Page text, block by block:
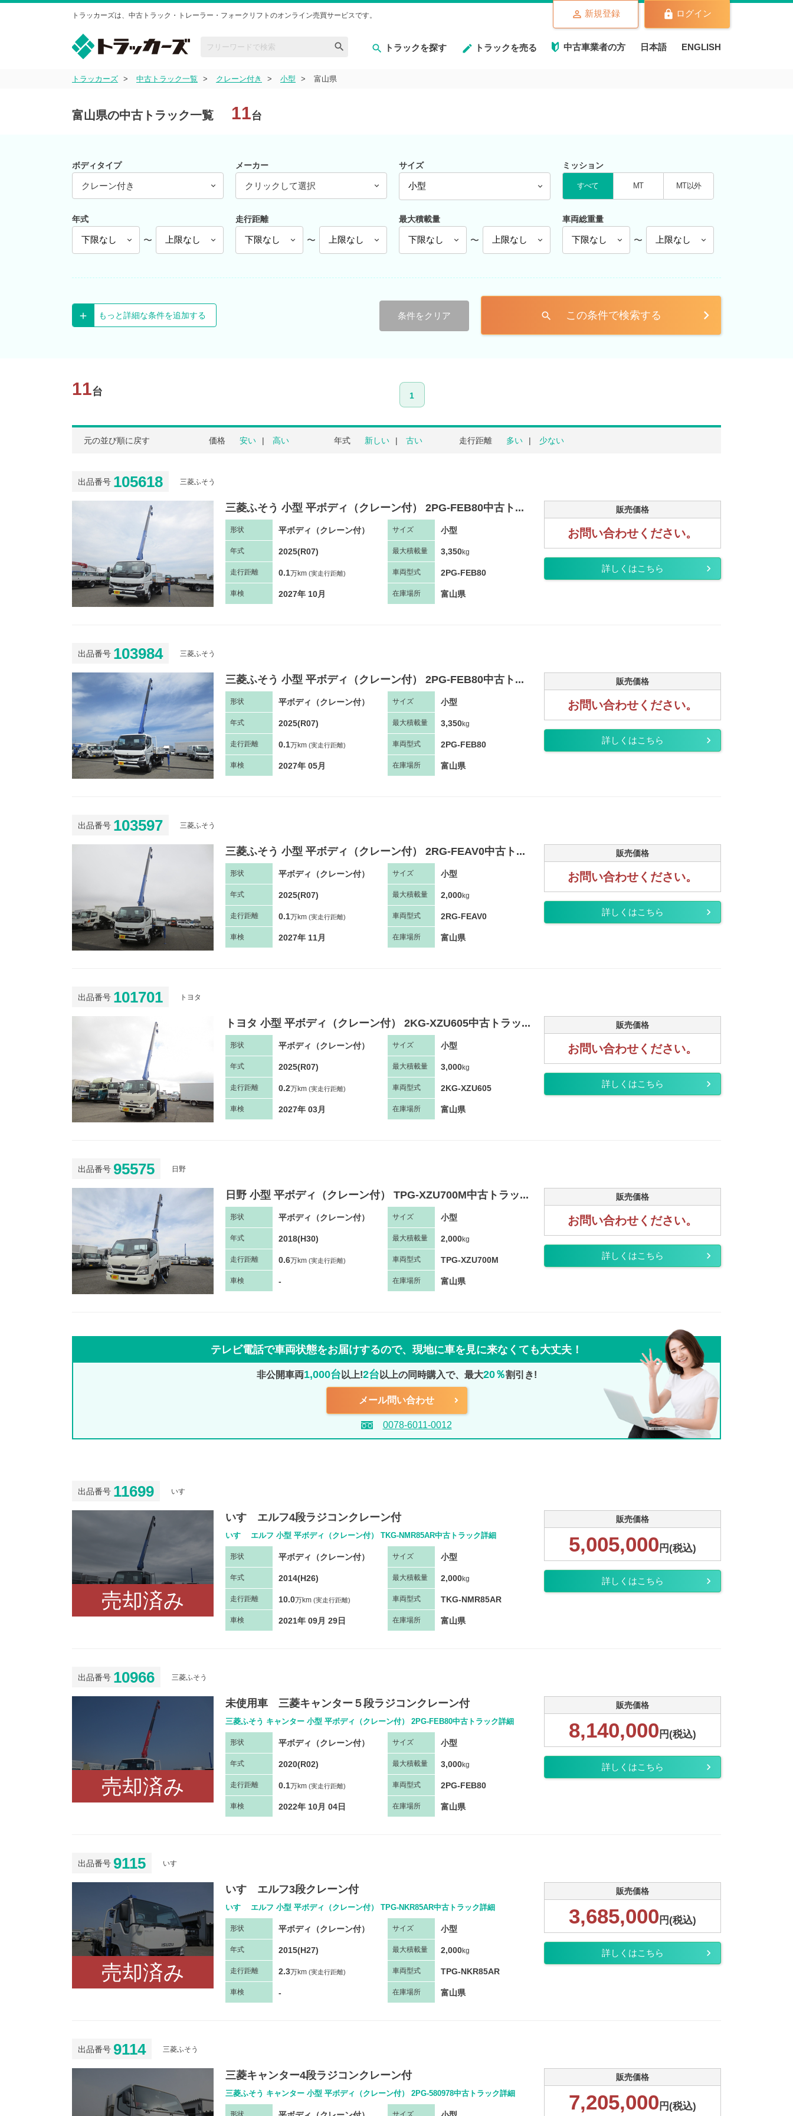
トラッカーズは、中古トラック・トレーラー・フォークリフトのオンライン売買サービスです。
トラックを探す トラックを売る 中古車業者の方 日本語 ENGLISH
新規登録 ログイン
トラッカーズ 中古トラック一覧 クレーン付き 小型 富山県
富山県の中古トラック一覧 11台
ボディタイプ
クレーン付き
メーカー
クリックして選択
サイズ ミッション
すべて MT MT以外
年式
〜
走行距離
〜
最大積載量
〜
車両総重量
〜
もっと詳細な条件を追加する 条件をクリア search この条件で検索する
11台 1
元の並び順に戻す 価格 安い 高い 年式 新しい 古い 走行距離 多い 少ない
出品番号 105618 三菱ふそう
三菱ふそう 小型 平ボディ（クレーン付） 2PG-FEB80中古ト...
形状 平ボディ（クレーン付） サイズ 小型
年式 2025(R07) 最大積載量 3,350kg
走行距離 0.1万km (実走行距離) 車両型式 2PG-FEB80
車検 2027年 10月 在庫場所 富山県
販売価格
お問い合わせください。
詳しくはこちら
出品番号 103984 三菱ふそう
三菱ふそう 小型 平ボディ（クレーン付） 2PG-FEB80中古ト...
形状 平ボディ（クレーン付） サイズ 小型
年式 2025(R07) 最大積載量 3,350kg
走行距離 0.1万km (実走行距離) 車両型式 2PG-FEB80
車検 2027年 05月 在庫場所 富山県
販売価格
お問い合わせください。
詳しくはこちら
出品番号 103597 三菱ふそう
三菱ふそう 小型 平ボディ（クレーン付） 2RG-FEAV0中古ト...
形状 平ボディ（クレーン付） サイズ 小型
年式 2025(R07) 最大積載量 2,000kg
走行距離 0.1万km (実走行距離) 車両型式 2RG-FEAV0
車検 2027年 11月 在庫場所 富山県
販売価格
お問い合わせください。
詳しくはこちら
出品番号 101701 トヨタ
トヨタ 小型 平ボディ（クレーン付） 2KG-XZU605中古トラッ...
形状 平ボディ（クレーン付） サイズ 小型
年式 2025(R07) 最大積載量 3,000kg
走行距離 0.2万km (実走行距離) 車両型式 2KG-XZU605
車検 2027年 03月 在庫場所 富山県
販売価格
お問い合わせください。
詳しくはこちら
出品番号 95575 日野
日野 小型 平ボディ（クレーン付） TPG-XZU700M中古トラッ...
形状 平ボディ（クレーン付） サイズ 小型
年式 2018(H30) 最大積載量 2,000kg
走行距離 0.6万km (実走行距離) 車両型式 TPG-XZU700M
車検 - 在庫場所 富山県
販売価格
お問い合わせください。
詳しくはこちら
テレビ電話で車両状態をお届けするので、 現地に車を見に来なくても大丈夫！
非公開車両1,000台 以上!2台 以上の同時購入で、最大20％割引き!
メール問い合わせ
0078-6011-0012
出品番号 11699 いすゞ
売却済み
いすゞエルフ4段ラジコンクレーン付
いすゞ エルフ 小型 平ボディ（クレーン付） TKG-NMR85AR中古トラック詳細
形状 平ボディ（クレーン付） サイズ 小型
年式 2014(H26) 最大積載量 2,000kg
走行距離 10.0万km (実走行距離) 車両型式 TKG-NMR85AR
車検 2021年 09月 29日 在庫場所 富山県
販売価格
5,005,000 円(税込)
詳しくはこちら
出品番号 10966 三菱ふそう
売却済み
未使用車 三菱キャンター５段ラジコンクレーン付
三菱ふそう キャンター 小型 平ボディ（クレーン付） 2PG-FEB80中古トラック詳細
形状 平ボディ（クレーン付） サイズ 小型
年式 2020(R02) 最大積載量 3,000kg
走行距離 0.1万km (実走行距離) 車両型式 2PG-FEB80
車検 2022年 10月 04日 在庫場所 富山県
販売価格
8,140,000 円(税込)
詳しくはこちら
出品番号 9115 いすゞ
売却済み
いすゞエルフ3段クレーン付
いすゞ エルフ 小型 平ボディ（クレーン付） TPG-NKR85AR中古トラック詳細
形状 平ボディ（クレーン付） サイズ 小型
年式 2015(H27) 最大積載量 2,000kg
走行距離 2.3万km (実走行距離) 車両型式 TPG-NKR85AR
車検 - 在庫場所 富山県
販売価格
3,685,000 円(税込)
詳しくはこちら
出品番号 9114 三菱ふそう
三菱キャンター4段ラジコンクレーン付
三菱ふそう キャンター 小型 平ボディ（クレーン付） 2PG-580978中古トラック詳細
販売価格
7,205,000 円(税込)